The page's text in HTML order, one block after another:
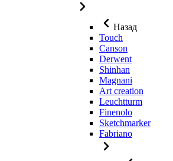
Назад
Touch
Canson
Derwent
Shinhan
Magnani
Art creation
Leuchtturm
Finenolo
Sketchmarker
Fabriano